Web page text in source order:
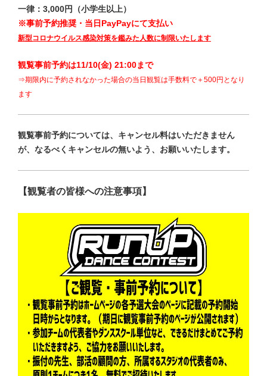
一律：3,000円（小学生以上）
※事前予約推奨・当日PayPayにて支払い
新型コロナウイルス感染対策を鑑みた人数に制限いたします
観覧事前予約は11/10(金) 21:00まで
⇒期限内に予約されなかった場合の当日観覧は手数料で＋500円 となり
ます
観覧事前予約については、キャンセル料はいただきません
が、なるべくキャンセルの無いよう、お願いいたします。
【観覧者の皆様への注意事項】